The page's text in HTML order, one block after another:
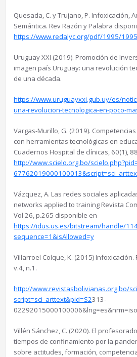
Quesada, C. y Trujano, P. Infoxicación,
Semántica. Rev Razón y Palabra
https://www.redalyc.org/pdf/1995/
Uruguay XXI (2019). Promoción de
imagen país Uruguay: una revolución
de una década.
https://www.uruguayxxi.gub.uy/es/
una-revolucion-tecnologica-en-poco-
Vargas-Murillo, G. (2019).
con herramientas tecnológicas en
Cuadernos Hospital de clínicas, 60(1),
http://www.scielo.org.bo/
Vázquez, A. Las redes sociales
networks applied to training Revista
Vol 26, p.265 disponible en
https://idus.us.es/bitstream/handle/
sequence=1&isAllowed=y
Villarroel Colque, K. (2015) Infoxicación.
v.4, n.1.
http://www.revistasbolivianas.org.bo/
script=sci_arttext&pid=S2313-
Villén Sánchez, C. (2020). El
tiempos de confinamiento por la
sobre actitudes, formación,